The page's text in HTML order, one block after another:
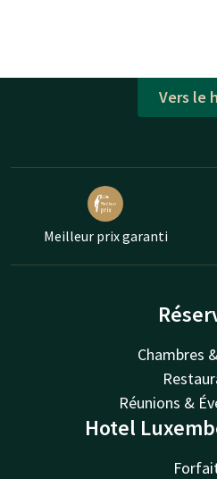
Vers le
Meilleur prix garanti
Chambres
Réunions &
Hotel